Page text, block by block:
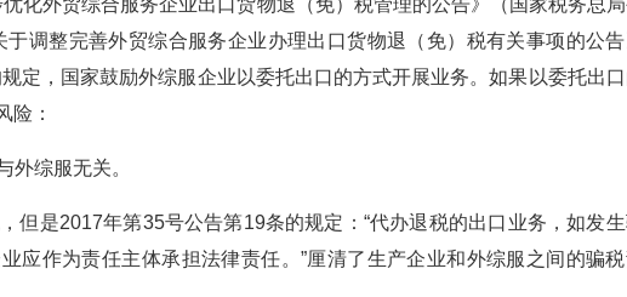
外贸综合服务企业出口货物退（免）税管理的公告》（国家税务总
调整完善外贸综合服务企业办理出口货物退（免）税有关事项的公告
定，国家鼓励外综服企业以委托出口的方式开展业务。如果以委托出
险：
综服无关。
是2017年第35号公告第19条的规定：“代办退税的出口业务，如发
应作为责任主体承担法律责任。”厘清了生产企业和外综服之间的骗